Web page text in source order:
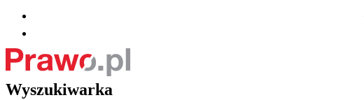
Wyszukiwarka